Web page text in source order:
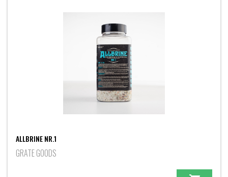
ALLBRINE NR.1
GRATE GOODS